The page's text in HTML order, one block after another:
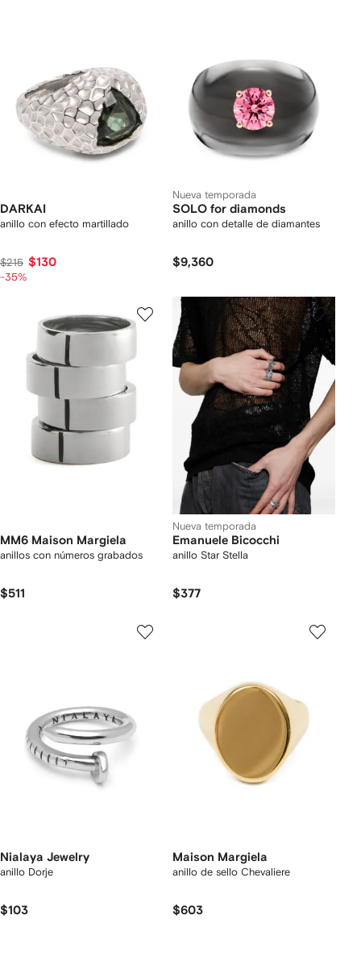
DARKAI
anillo con efecto martillado
$215 $130
-35%
Nueva temporada
SOLO for diamonds
anillo con detalle de diamantes
$9,360
MM6 Maison Margiela
anillos con números grabados
$511
Nueva temporada
Emanuele Bicocchi
anillo Star Stella
$377
Nialaya Jewelry
anillo Dorje
$103
Maison Margiela
anillo de sello Chevaliere
$603